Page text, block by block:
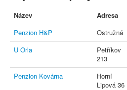
Název Adresa
Penzion H&P
Ostružná
U Orla
Petříkov
213
Penzion Kovárna
Horní
Lipová 36